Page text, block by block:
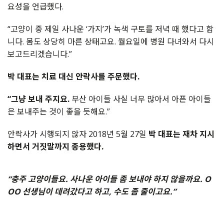
요성을 언급했다.
“고양이 중 제일 사나운 ‘가지’가 녹색 구토를 저녁 때 했다고 합
니다. 몸도 상당히 마른 상태고요. 월요일에 병원 다녀와서 다시
보고드리겠습니다.”
박 대표는 치료 대신 안락사를 주문했다.
“그냥 보내 주지요. 부산 아이들 사실 너무 많아서 아픈 아이들
은 보내주는 것이 좋을 듯해요.”
안락사가 시행되지 않자 2018년 5월 27일 박 대표는 재차 지시
하면서 거짓말까지 종용했다.
“충주 고양이들요. 사나운 아이들 좀 보내야 하지 않을까요. O
OO 선생님이 데려갔다고 하고, 수도 좀 줄이고요.”